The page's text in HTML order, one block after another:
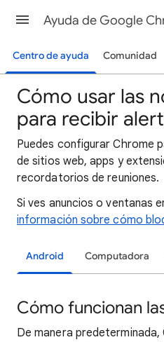
Ayuda de Google
Centro de ayuda Comunidad
Cómo usar las
para recibir
Puedes configurar Chrome
de sitios web, apps y
recordatorios de reuniones.
Si ves anuncios o ventanas
información sobre cómo
Android Computadora
Cómo funcionan
De manera